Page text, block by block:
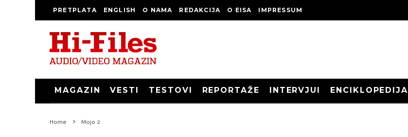
PRETPLATA ENGLISH O NAMA REDAKCIJA O EISA IMPRESSUM
MAGAZIN VESTI TESTOVI REPORTAŽE INTERVJUI ENCIKLOPEDIJA
Home Mojo 2